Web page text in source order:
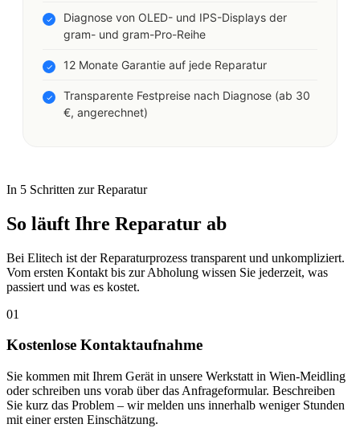
Diagnose von OLED- und IPS-Displays der
gram- und gram-Pro-Reihe
12 Monate Garantie auf jede Reparatur
Transparente Festpreise nach Diagnose (ab 30
€, angerechnet)
In 5 Schritten zur Reparatur
So läuft Ihre Reparatur ab
Bei Elitech ist der Reparaturprozess transparent und unkompliziert.
Vom ersten Kontakt bis zur Abholung wissen Sie jederzeit, was
passiert und was es kostet.
01
Kostenlose Kontaktaufnahme
Sie kommen mit Ihrem Gerät in unsere Werkstatt in Wien-Meidling
oder schreiben uns vorab über das Anfrageformular. Beschreiben
Sie kurz das Problem – wir melden uns innerhalb weniger Stunden
mit einer ersten Einschätzung.